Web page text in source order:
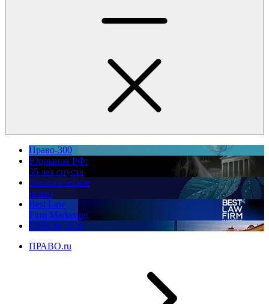
Право-300
Юррынок РФ:
35 лет спустя
Экологическое
право
Best Law
Firm Marketing
ПМЮФ 2026
ПРАВО.ru